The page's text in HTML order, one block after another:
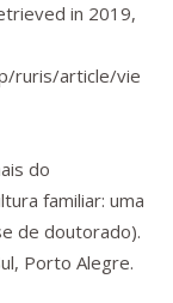
in 2019,
ruris/article/vie
do
familiar: uma
de doutorado).
Porto Alegre.